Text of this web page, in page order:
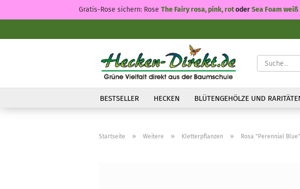
Gratis-Rose sichern: Rose The Fairy rosa, pink, rotoderSea Foam weiß
BESTSELLER HECKEN BLÜTENGEHÖLZE UND
Startseite » Weitere » Kletterpflanzen » Rosa "Perennial